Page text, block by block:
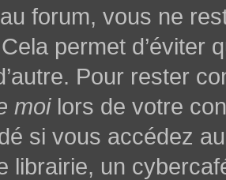
forum, vous ne
permet d’éviter
Pour rester
moilors de votre
si vous accédez
librairie, un